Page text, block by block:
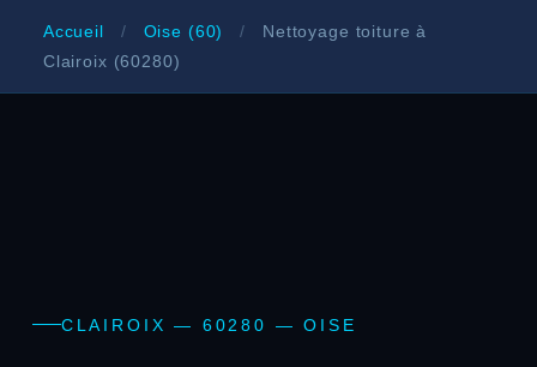
Accueil / Oise (60) /
Nettoyage toiture à
Clairoix (60280)
CLAIROIX — 60280 — OISE